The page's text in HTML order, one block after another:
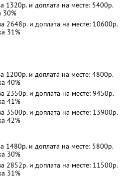
1320р. и доплата на месте: 5400р.
30%
2648р. и доплата на месте: 10600р.
31%
1200р. и доплата на месте: 4800р.
40%
2350р. и доплата на месте: 9450р.
41%
3500р. и доплата на месте: 13900р.
42%
1480р. и доплата на месте: 5800р.
30%
2852р. и доплата на месте: 11500р.
31%